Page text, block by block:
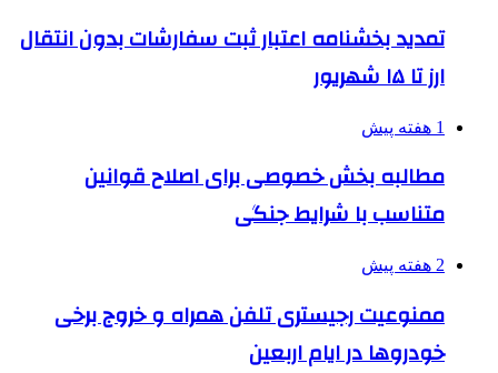
تمدید بخشنامه اعتبار ثبت سفارشات بدون انتقال
ارز تا ۱۵ شهریور
1 هفته پیش
مطالبه بخش خصوصی برای اصلاح قوانین
متناسب با شرایط جنگی
2 هفته پیش
ممنوعیت رجیستری تلفن همراه و خروج برخی
خودروها در ایام اربعین